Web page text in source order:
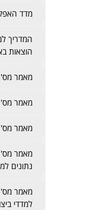
מדד
המדריך
הוצאות
מאמר מס' 20: ניתוח ביצועים
מאמר מס' 19: קבלת החלטות מבוססת נתונים
מאמר מס' 18: שליטה פיננסית
נתונים
למדדי